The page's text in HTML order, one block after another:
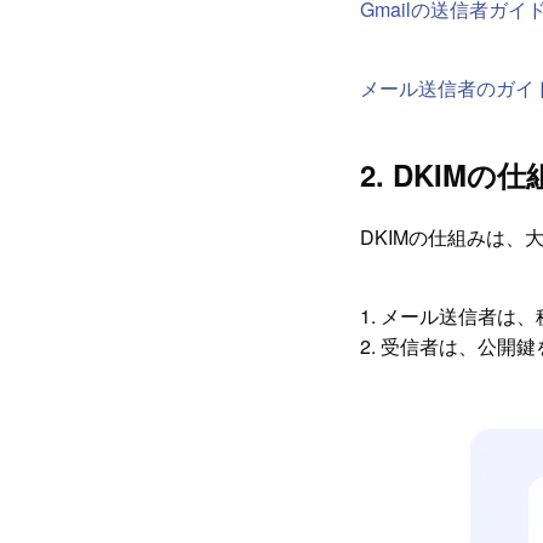
Gmailの送信者ガイ
メール送信者のガ
2. DKIMの仕
DKIMの仕組みは、
1. メール送信者は
2. 受信者は、公開